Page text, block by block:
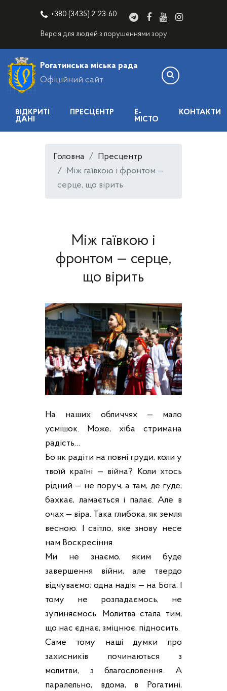
+380 (3435) 2-23-60
Версія для людей з порушеннями зору
Рогатинська міська рада
Офіційний сайт
ВІДКРИТІ
ДАНІ
ПРЕСЦЕНТР
E-
МІСТО
КОНТАКТИ
Головна
Пресцентр
Між гаївкою і фронтом —
серце, що вірить
Між гаївкою і
фронтом — серце,
що вірить
На наших обличчях — мало
усмішок. Може, хіба стримана
радість…
Бо як радіти на повні груди, коли у
твоїй країні — війна? Коли хтось
рідний — не поруч, а там, де гуде,
бахкає, ламається і палає. Але в
очах — віра. Така глибока, як земля
весною. І світло, яке знову несе
нам Воскресіння.
Ми не знаємо, яким буде
завершення війни, але твердо
відчуваємо: одна надія — на Бога. І
тому не розпадаємось, не
зупиняємось. Молитва стала тим,
що нас єднає, зміцнює, підносить.
Саме тому наші думки про
захисників починаються з
молитви, з благословення. А
паралельно, вдома, в Рогатині,